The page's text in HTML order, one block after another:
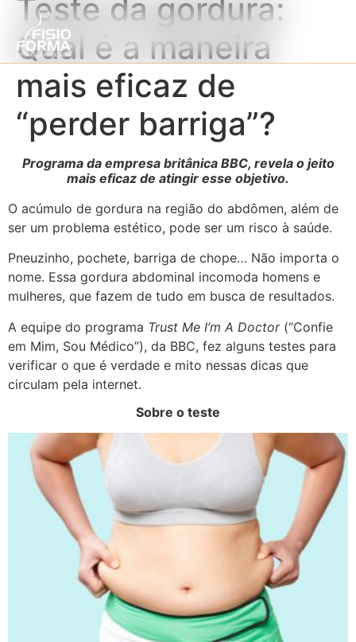
Teste da gordura:
Qual é a maneira
mais eficaz de
“perder barriga”?
Programa da empresa britânica BBC, revela o jeito
mais eficaz de atingir esse objetivo.
O acúmulo de gordura na região do abdômen, além de
ser um problema estético, pode ser um risco à saúde.
Pneuzinho, pochete, barriga de chope… Não importa o
nome. Essa gordura abdominal incomoda homens e
mulheres, que fazem de tudo em busca de resultados.
A equipe do programa Trust Me I’m A Doctor(“Confie
em Mim, Sou Médico”), da BBC, fez alguns testes para
verificar o que é verdade e mito nessas dicas que
circulam pela internet.
Sobre o teste